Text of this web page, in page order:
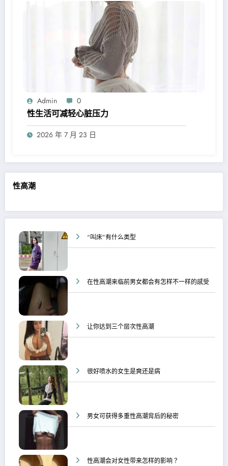
性高潮
“叫床”有什么类型
在性高潮来临前男女都会有怎样不一样的感受
让你达到三个层次性高潮
很好喷水的女生是爽还是病
男女可获得多重性高潮背后的秘密
性高潮会对女性带来怎样的影响？
Admin 0
性生活可减轻心脏压力
2026 年 7 月 23 日